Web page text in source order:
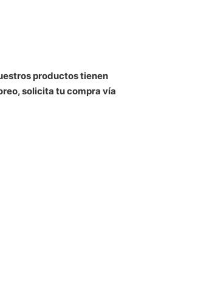
productos tienen
solicita tu compra vía